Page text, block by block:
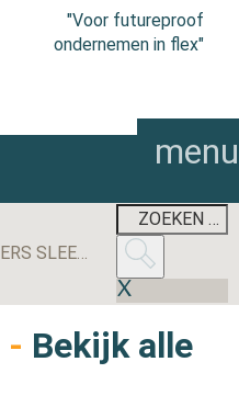
"Voor futureproof
ondernemen in flex"
menu
DEZE LEVERANCIERS SLEEPTEN DE MEESTE AANBESTEDINGEN BINNEN IN 2025
- Bekijk alle